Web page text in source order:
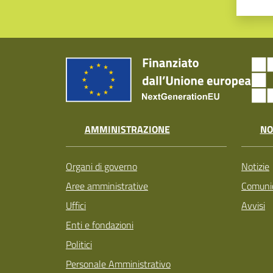
AMMINISTRAZIONE
Organi di governo
Aree amministrative
Uffici
Enti e fondazioni
Politici
Personale Amministrativo
Notizie
Avvisi